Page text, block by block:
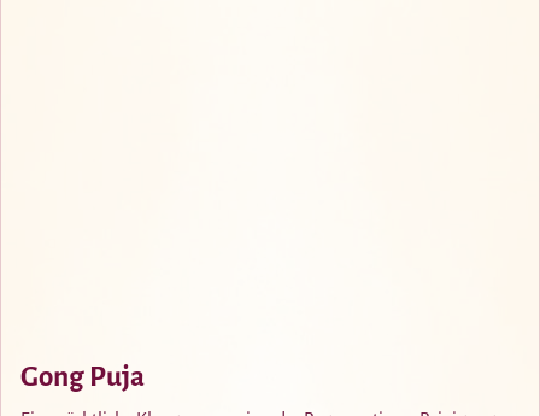
Gong Puja